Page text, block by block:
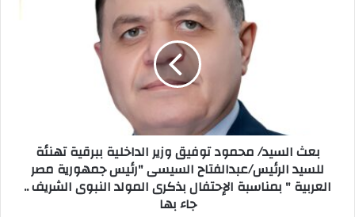
بعث السيد/ محمود توفيق وزير الداخلية ببرقية تهنئة
للسيد الرئيس/عبدالفتاح السيسى "رئيس جمهورية مصر
العربية " بمناسبة الإحتفال بذكرى المولد النبوى الشريف ..
جاء بها